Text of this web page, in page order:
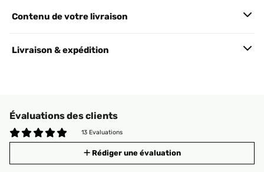
Contenu de votre livraison
Livraison & expédition
Évaluations des clients
13 Evaluations
Rédiger une évaluation